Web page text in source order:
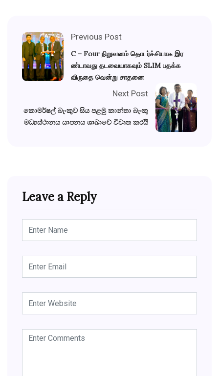
Previous Post
C – Four நிறுவனம் தொடர்ச்சியாக இர
ண்டாவது தடவையாகவும் SLIM பதக்க
விருதை வென்று சாதனை
Next Post
කොමර්ෂල් බැංකුව සිය පළමු කාන්තා බැංකු
මධ්‍යස්ථානය යාපනය ශාඛාවේ විවෘත කරයි
Leave a Reply